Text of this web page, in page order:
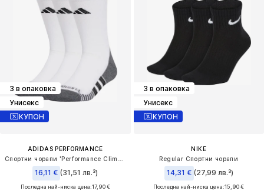
3 в опаковка
Унисекс
КУПОН
ADIDAS PERFORMANCE
16,11 € (31,51 лв.³)
Последна най-ниска цена:17,90 €
3 в опаковка
Унисекс
КУПОН
NIKE
Regular Спортни чорапи
14,31 € (27,99 лв.³)
Последна най-ниска цена:15,90 €